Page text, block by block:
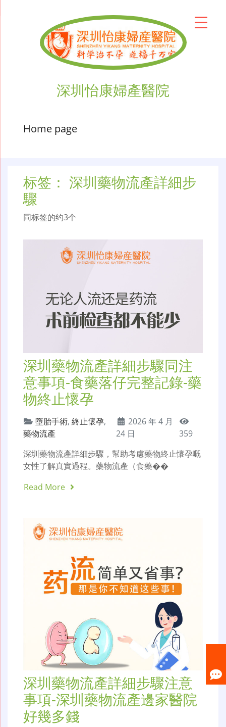
深圳怡康婦產醫院
Home page
标签： 深圳藥物流產詳細步
驟
同标签的约3个
深圳藥物流產詳細步驟同注
意事項-食藥落仔完整記錄-藥
物終止懷孕
墮胎手術, 終止懷孕,
藥物流產
2026 年 4 月
24 日
359
深圳藥物流產詳細步驟，幫助考慮藥物終止懷孕嘅
女性了解真實過程。藥物流產（食藥��
Read More
深圳藥物流產詳細步驟注意
事項-深圳藥物流產邊家醫院
好幾多錢